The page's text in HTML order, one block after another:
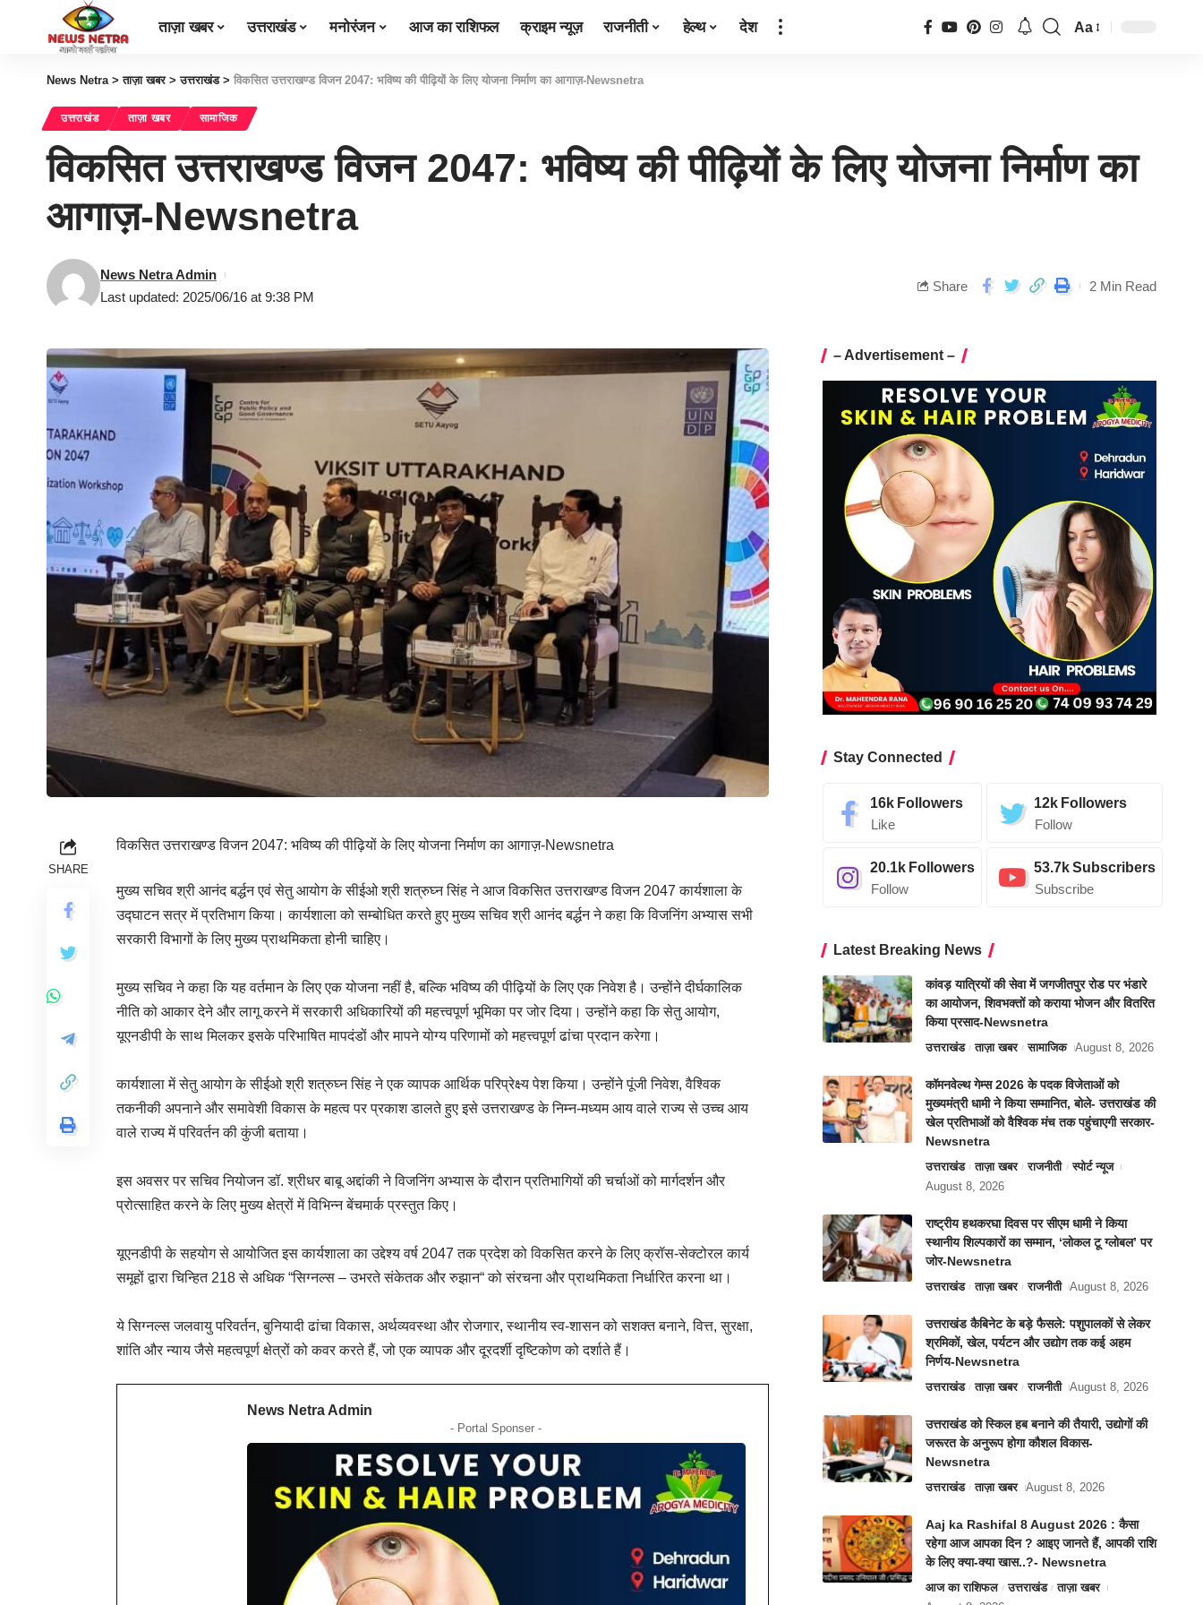
ताज़ा खबर उत्तराखंड मनोरंजन आज का राशिफल क्राइम न्यूज़ राजनीती हेल्थ देश Aa
News Netra>ताज़ा खबर>उत्तराखंड> विकसित उत्तराखण्ड विजन 2047: भविष्य की पीढ़ियों के लिए योजना निर्माण का आगाज़-Newsnetra
उत्तराखंड ताज़ा खबर सामाजिक
विकसित उत्तराखण्ड विजन 2047: भविष्य की पीढ़ियों के लिए योजना निर्माण का
आगाज़-Newsnetra
Last updated: 2025/06/16 at 9:38 PM
News Netra Admin
Share 2 Min Read
SHARE
विकसित उत्तराखण्ड विजन 2047: भविष्य की पीढ़ियों के लिए योजना निर्माण का आगाज़-Newsnetra
मुख्य सचिव श्री आनंद बर्द्धन एवं सेतु आयोग के सीईओ श्री शत्रुघ्न सिंह ने आज विकसित उत्तराखण्ड विजन 2047 कार्यशाला के
उद्घाटन सत्र में प्रतिभाग किया। कार्यशाला को सम्बोधित करते हुए मुख्य सचिव श्री आनंद बर्द्धन ने कहा कि विजनिंग अभ्यास सभी
सरकारी विभागों के लिए मुख्य प्राथमिकता होनी चाहिए।
मुख्य सचिव ने कहा कि यह वर्तमान के लिए एक योजना नहीं है, बल्कि भविष्य की पीढ़ियों के लिए एक निवेश है। उन्होंने दीर्घकालिक
नीति को आकार देने और लागू करने में सरकारी अधिकारियों की महत्त्वपूर्ण भूमिका पर जोर दिया। उन्होंने कहा कि सेतु आयोग,
यूएनडीपी के साथ मिलकर इसके परिभाषित मापदंडों और मापने योग्य परिणामों को महत्त्वपूर्ण ढांचा प्रदान करेगा।
कार्यशाला में सेतु आयोग के सीईओ श्री शत्रुघ्न सिंह ने एक व्यापक आर्थिक परिप्रेक्ष्य पेश किया। उन्होंने पूंजी निवेश, वैश्विक
तकनीकी अपनाने और समावेशी विकास के महत्व पर प्रकाश डालते हुए इसे उत्तराखण्ड के निम्न-मध्यम आय वाले राज्य से उच्च आय
वाले राज्य में परिवर्तन की कुंजी बताया।
इस अवसर पर सचिव नियोजन डॉ. श्रीधर बाबू अद्दांकी ने विजनिंग अभ्यास के दौरान प्रतिभागियों की चर्चाओं को मार्गदर्शन और
प्रोत्साहित करने के लिए मुख्य क्षेत्रों में विभिन्न बेंचमार्क प्रस्तुत किए।
यूएनडीपी के सहयोग से आयोजित इस कार्यशाला का उद्देश्य वर्ष 2047 तक प्रदेश को विकसित करने के लिए क्रॉस-सेक्टोरल कार्य
समूहों द्वारा चिन्हित 218 से अधिक “सिग्नल्स – उभरते संकेतक और रुझान“ को संरचना और प्राथमिकता निर्धारित करना था।
ये सिग्नल्स जलवायु परिवर्तन, बुनियादी ढांचा विकास, अर्थव्यवस्था और रोजगार, स्थानीय स्व-शासन को सशक्त बनाने, वित्त, सुरक्षा,
शांति और न्याय जैसे महत्वपूर्ण क्षेत्रों को कवर करते हैं, जो एक व्यापक और दूरदर्शी दृष्टिकोण को दर्शाते हैं।
News Netra Admin
- Portal Sponser -
– Advertisement –
Stay Connected
16k Followers
Like
12k Followers
Follow
20.1k Followers
Follow
53.7kSubscribers
Subscribe
Latest Breaking News
कांवड़ यात्रियों की सेवा में जगजीतपुर रोड पर भंडारे
का आयोजन, शिवभक्तों को कराया भोजन और वितरित
किया प्रसाद-Newsnetra
उत्तराखंड ताज़ा खबर सामाजिक August 8, 2026
कॉमनवेल्थ गेम्स 2026 के पदक विजेताओं को
मुख्यमंत्री धामी ने किया सम्मानित, बोले- उत्तराखंड की
खेल प्रतिभाओं को वैश्विक मंच तक पहुंचाएगी सरकार-
Newsnetra
उत्तराखंड ताज़ा खबर राजनीती
स्पोर्ट न्यूज
August 8, 2026
राष्ट्रीय हथकरघा दिवस पर सीएम धामी ने किया
स्थानीय शिल्पकारों का सम्मान, ‘लोकल टू ग्लोबल’ पर
जोर-Newsnetra
उत्तराखंड ताज़ा खबर राजनीती August 8, 2026
उत्तराखंड कैबिनेट के बड़े फैसले: पशुपालकों से लेकर
श्रमिकों, खेल, पर्यटन और उद्योग तक कई अहम
निर्णय-Newsnetra
उत्तराखंड ताज़ा खबर राजनीती August 8, 2026
उत्तराखंड को स्किल हब बनाने की तैयारी, उद्योगों की
जरूरत के अनुरूप होगा कौशल विकास-
Newsnetra
उत्तराखंड ताज़ा खबर August 8, 2026
Aaj ka Rashifal 8 August 2026 : कैसा
रहेगा आज आपका दिन ? आइए जानते हैं, आपकी राशि
के लिए क्या-क्या खास..?- Newsnetra
आज का राशिफल उत्तराखंड
ताज़ा खबर